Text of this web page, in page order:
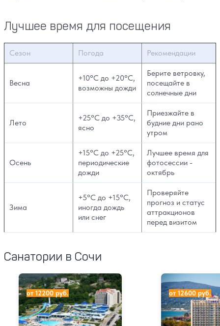
Лучшее время для посещения
Сезон Погода Рекомендации
Весна
+10°C до +20°C,
возможны дожди
Берите ветровку,
посещайте в
солнечные дни
Лето
+25°C до +35°C,
ясно
Приезжайте в
будние дни рано
утром
Осень
+15°C до +25°C,
периодические
дожди
Лучшее время для
фотосессии -
октябрь
Зима
+5°C до +15°C,
иногда дождь
или снег
Проверяйте
прогноз и статус
аттракционов
перед визитом
Санатории в Сочи
Лечебно-оздоровительный комплекс АкваЛоо
от 12200 руб.
Санаторий
от 12600 руб.